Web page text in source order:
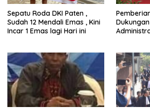
Sepatu Roda DKI Paten ,
Sudah 12 Mendali Emas , Kini
Incar 1 Emas lagi Hari ini
Jelajah
dan Anak